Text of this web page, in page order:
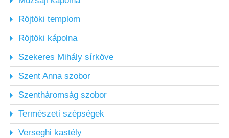
Röjtöki templom
Röjtöki kápolna
Szekeres Mihály sírköve
Szent Anna szobor
Szentháromság szobor
Természeti szépségek
Verseghi kastély